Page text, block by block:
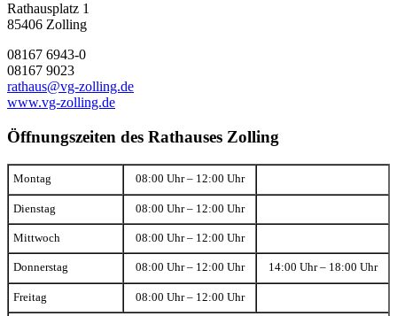
Rathausplatz 1
85406 Zolling
08167 6943-0
08167 9023
rathaus@vg-zolling.de
www.vg-zolling.de
Öffnungszeiten des Rathauses Zolling
Montag 08:00 Uhr – 12:00 Uhr
Dienstag 08:00 Uhr – 12:00 Uhr
Mittwoch 08:00 Uhr – 12:00 Uhr
Donnerstag 08:00 Uhr – 12:00 Uhr 14:00 Uhr – 18:00 Uhr
Freitag 08:00 Uhr – 12:00 Uhr